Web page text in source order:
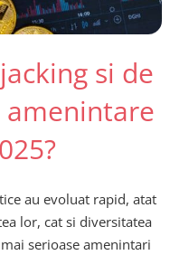
si de
au evoluat rapid, atat
lor, cat si diversitatea
serioase amenintari